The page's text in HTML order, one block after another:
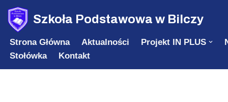
Przejdź
do
treści
Szkoła Podstawowa w Bilczy
Strona Główna Aktualności Projekt IN PLUS
Stołówka
Kontakt